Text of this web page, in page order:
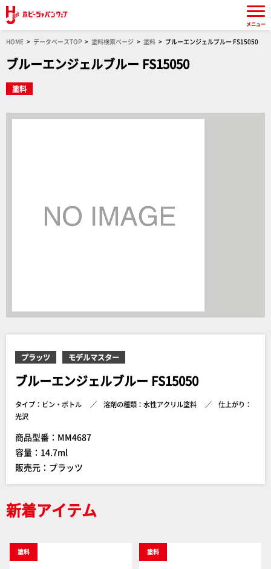
HOME データベースTOP 塗料検索ページ 塗料 ブルーエンジェルブルー FS15050
ブルーエンジェルブルー FS15050
塗料
プラッツ モデルマスター
ブルーエンジェルブルー FS15050
タイプ：ビン・ボトル 溶剤の種類：水性アクリル塗料
仕上がり：
光沢
商品型番：MM4687
容量：14.7ml
販売元：プラッツ
新着アイテム
塗料 塗料
メニュー